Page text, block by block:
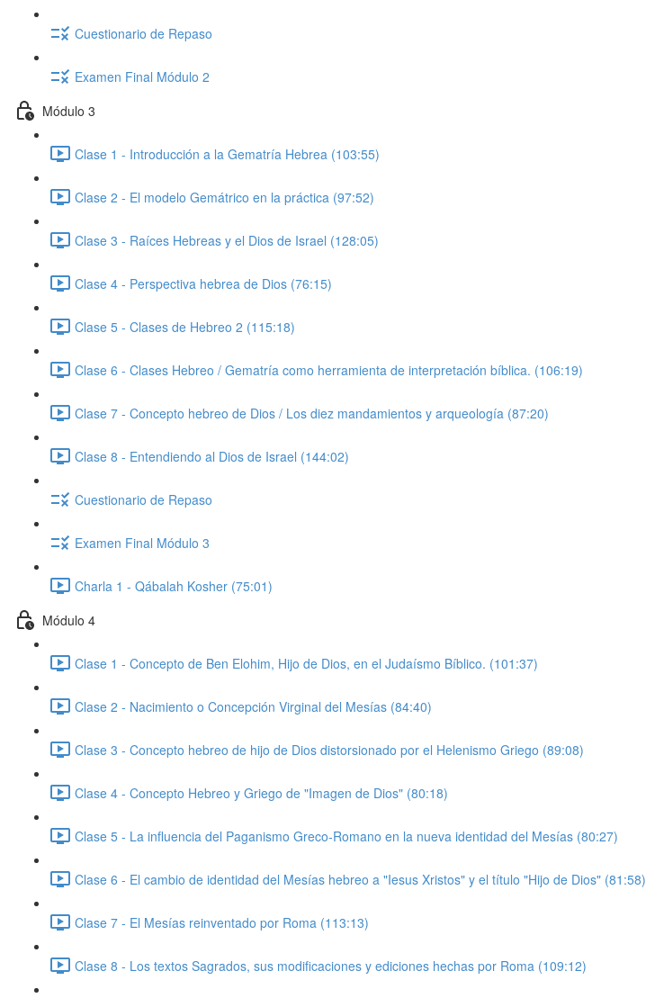
Cuestionario de Repaso
Examen Final Módulo 2
Módulo 3
Clase 1 - Introducción a la Gematría Hebrea (103:55)
Clase 2 - El modelo Gemátrico en la práctica (97:52)
Clase 3 - Raíces Hebreas y el Dios de Israel (128:05)
Clase 4 - Perspectiva hebrea de Dios (76:15)
Clase 5 - Clases de Hebreo 2 (115:18)
Clase 6 - Clases Hebreo / Gematría como herramienta de interpretación bíblica. (106:19)
Clase 7 - Concepto hebreo de Dios / Los diez mandamientos y arqueología (87:20)
Clase 8 - Entendiendo al Dios de Israel (144:02)
Cuestionario de Repaso
Examen Final Módulo 3
Charla 1 - Qábalah Kosher (75:01)
Módulo 4
Clase 1 - Concepto de Ben Elohim, Hijo de Dios, en el Judaísmo Bíblico. (101:37)
Clase 2 - Nacimiento o Concepción Virginal del Mesías (84:40)
Clase 3 - Concepto hebreo de hijo de Dios distorsionado por el Helenismo Griego (89:08)
Clase 4 - Concepto Hebreo y Griego de "Imagen de Dios" (80:18)
Clase 5 - La influencia del Paganismo Greco-Romano en la nueva identidad del Mesías (80:27)
Clase 6 - El cambio de identidad del Mesías hebreo a "Iesus Xristos" y el título "Hijo de Dios" (81:58)
Clase 7 - El Mesías reinventado por Roma (113:13)
Clase 8 - Los textos Sagrados, sus modificaciones y ediciones hechas por Roma (109:12)